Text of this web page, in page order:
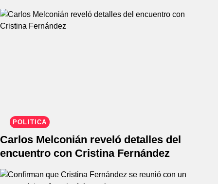
POLÍTICA
Carlos Melconián reveló detalles del
encuentro con Cristina Fernández